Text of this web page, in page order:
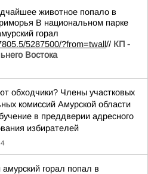
животное попало в
В национальном парке
горал
5287500/?from=twall// КП -
Востока
обходчики? Члены участковых
комиссий Амурской области
в преддверии адресного
избирателей
горал попал в